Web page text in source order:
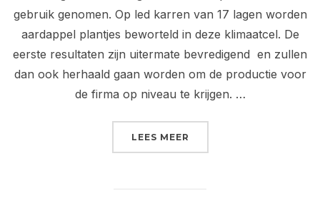
gebruik genomen. Op led karren van 17 lagen worden
aardappel plantjes beworteld in deze klimaatcel. De
eerste resultaten zijn uitermate bevredigend en zullen
dan ook herhaald gaan worden om de productie voor
de firma op niveau te krijgen. …
LEES MEER